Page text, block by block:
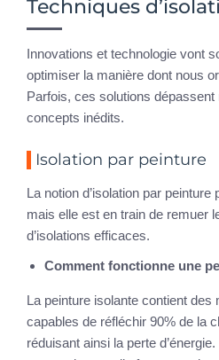
Techniques
Innovations et technologie vont
optimiser la manière dont nous
Parfois, ces solutions
concepts inédits.
Isolation par peinture
La notion d’isolation par
mais elle est en train de remuer
d’isolations efficaces.
Comment fonctionne une
La peinture isolante contient des
capables de réfléchir 90% de la
réduisant ainsi la perte